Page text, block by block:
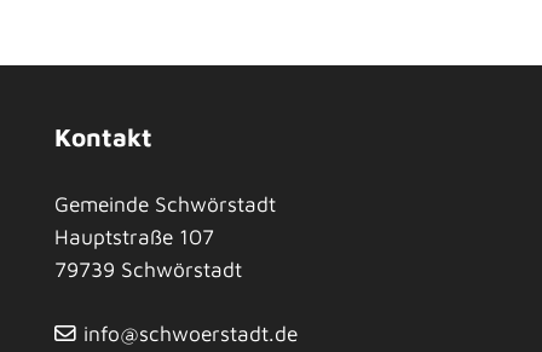
Kontakt
Gemeinde Schwörstadt
Hauptstraße 107
79739 Schwörstadt
info@schwoerstadt.de